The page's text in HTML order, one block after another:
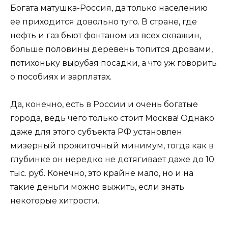
Богата матушка-Россия, да только населению
ее приходится довольно туго. В стране, где
нефть и газ бьют фонтаном из всех скважин,
больше половины деревень топится дровами,
потихоньку вырубая посадки, а что уж говорить
о пособиях и зарплатах.
Да, конечно, есть в России и очень богатые
города, ведь чего только стоит Москва! Однако
даже для этого субъекта РФ установлен
мизерный прожиточный минимум, тогда как в
глубинке он нередко не дотягивает даже до 10
тыс. руб. Конечно, это крайне мало, но и на
такие деньги можно выжить, если знать
некоторые хитрости.